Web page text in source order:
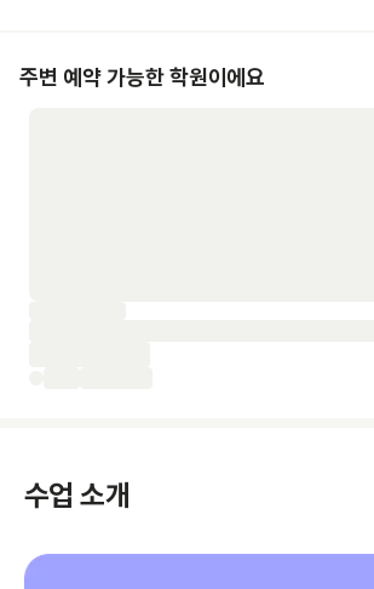
주변 예약 가능한 학원이에요
수업 소개